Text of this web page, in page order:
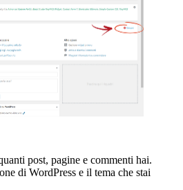
post, pagine e commenti hai.
di WordPress e il tema che stai